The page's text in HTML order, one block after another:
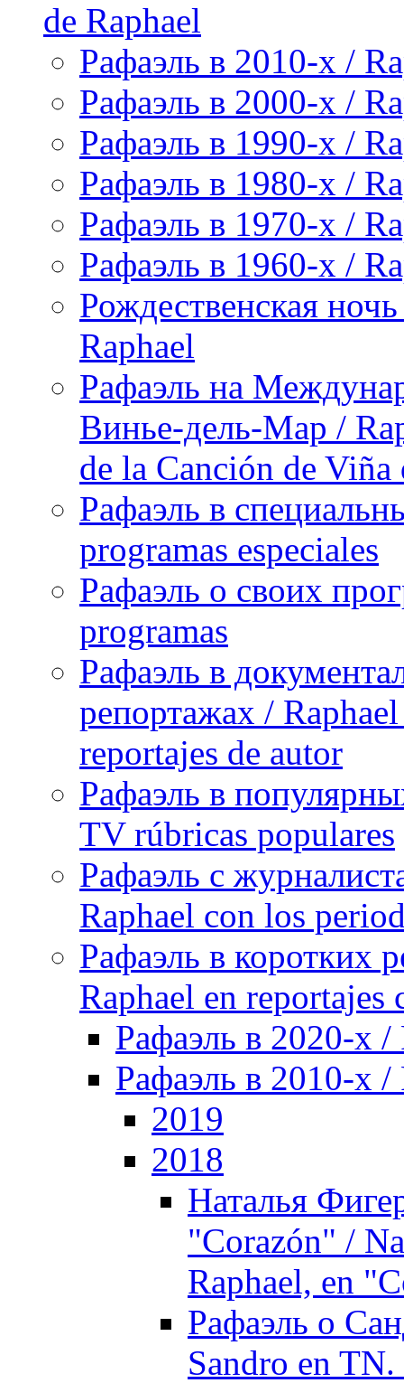
de Raphael
Рафаэль в 2010-х /
Рафаэль в 2000-х /
Рафаэль в 1990-х /
Рафаэль в 1980-х /
Рафаэль в 1970-х /
Рафаэль в 1960-х /
Рождественская
Raphael
Рафаэль на
Винье-дель-Мар /
de la Canción de
Рафаэль в
programas especiales
Рафаэль о своих
programas
Рафаэль в
репортажах /
reportajes de autor
Рафаэль в
TV rúbricas populares
Рафаэль с
Raphael con los
Рафаэль в коротких
Raphael en reportajes
Рафаэль в 2020-х /
Рафаэль в 2010-х /
2019
2018
Наталья
"Corazón" /
Raphael, en
Рафаэль о
Sandro en